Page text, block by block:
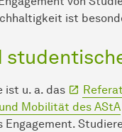
ist
ist u. a. das
Mobilität des AStA
Engagement.